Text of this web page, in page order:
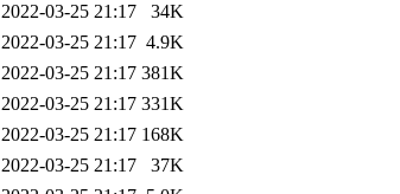
2022-03-25 21:17
34K
2022-03-25 21:17 4.9K
2022-03-25 21:17 381K
2022-03-25 21:17 331K
2022-03-25 21:17 168K
2022-03-25 21:17
37K